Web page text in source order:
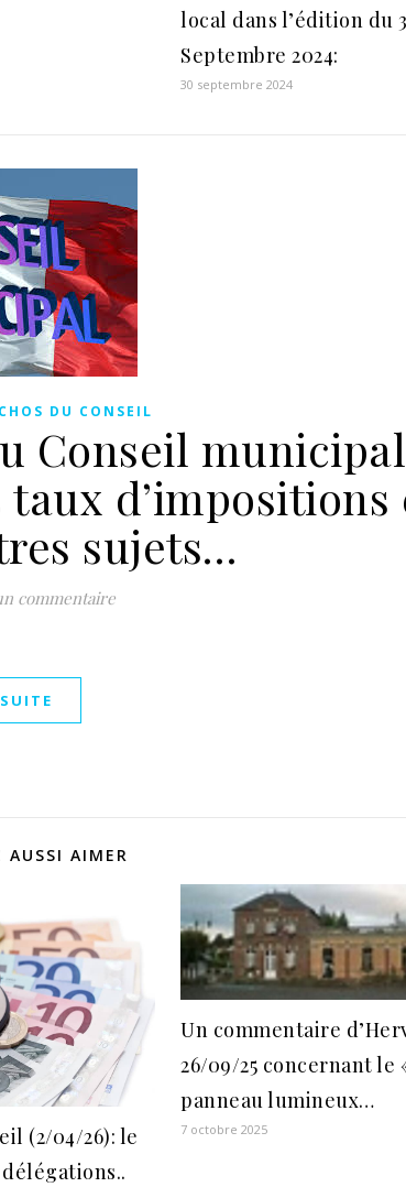
local dans l’édition du
Septembre 2024:
30 septembre 2024
DU CONSEIL
Conseil
d’impositions
sujets…
commentaire
AUSSI AIMER
(2/04/26): le
Un commentaire
26/09/25 concernant le
panneau lumineux…
7 octobre 2025